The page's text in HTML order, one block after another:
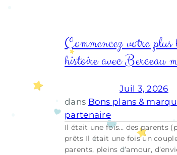
Commencez votre plus
histoire avec Berceau
Juil 3, 2026
dans Bons plans &
partenaire
Il était une fois… des parents
prêts Il était une fois un
parents, pleins d’amour,